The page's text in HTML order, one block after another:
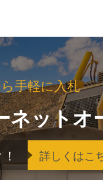
手軽に入札
ネットオ
詳しくはこ